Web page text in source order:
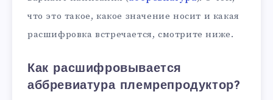
что это такое, какое значение носит и какая
расшифровка встречается, смотрите ниже.
Как расшифровывается
аббревиатура племрепродуктор?